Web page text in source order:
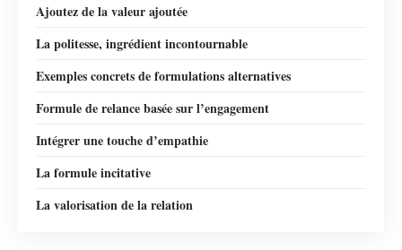
Ajoutez de la valeur ajoutée
La politesse, ingrédient incontournable
Exemples concrets de formulations alternatives
Formule de relance basée sur l’engagement
Intégrer une touche d’empathie
La formule incitative
La valorisation de la relation